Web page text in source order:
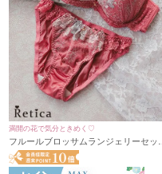
満開の花で気分ときめく♡
フルールブロッサムランジェリーセット
(A～F/65～80)